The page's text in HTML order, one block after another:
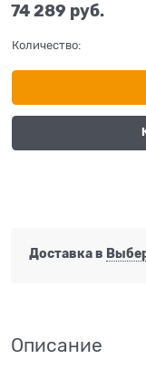
74 289 руб.
Количество:
Доставка в
Описание